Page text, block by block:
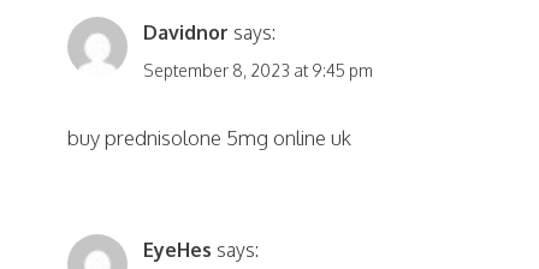
Davidnor says:
September 8, 2023 at 9:45 pm
buy prednisolone 5mg online uk
EyeHes says: